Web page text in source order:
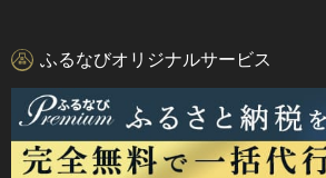
ふるなびオリジナルサービス